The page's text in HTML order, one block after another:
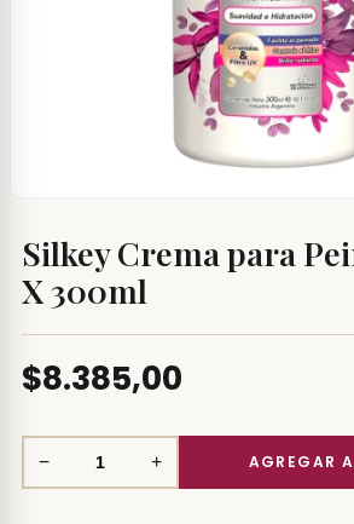
Silkey Crema para
X 300ml
$8.385,00
− +